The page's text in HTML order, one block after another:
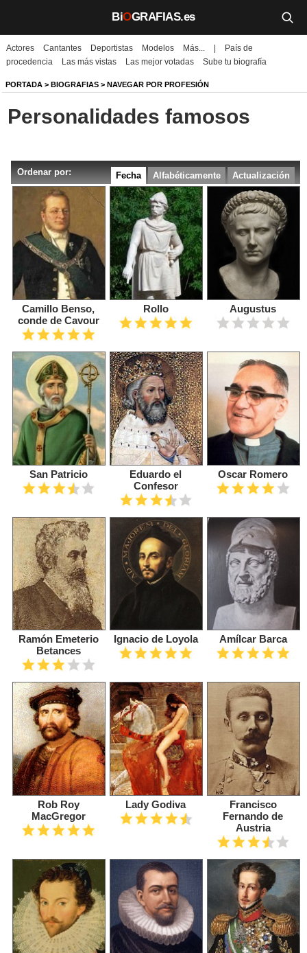
BiOGRAFIAS.es
Biografías
Películas
TV
Un día como hoy
Videos
Galerías
Noticias
Iniciar sesión Crear cuenta
Actores Cantantes Deportistas Modelos Más...
País de
procedencia
Las más vistas Las mejor votadas Sube tu biografía
PORTADA > BIOGRAFIAS > NAVEGAR POR PROFESIÓN
Personalidades famosos
Ordenar por: Actualización
Alfabéticamente
Fecha
Camillo Benso,
conde de Cavour
Rollo Augustus
San Patricio
Eduardo el
Confesor
Oscar Romero
Ramón Emeterio
Betances
Ignacio de Loyola Amílcar Barca
Rob Roy
MacGregor
Lady Godiva
Francisco
Fernando de
Austria